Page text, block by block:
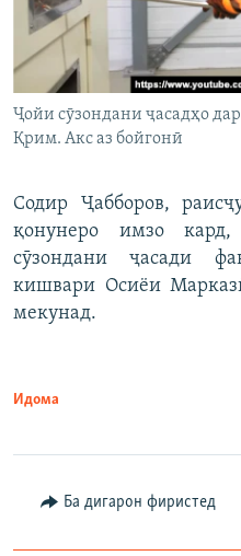
Ҷойи сӯзондани ҷасадҳо
Қрим. Акс аз бойгонӣ
Содир Ҷабборов,
қонунеро имзо
сӯзондани ҷасади
кишвари Осиёи
мекунад.
Идома
Ба дигарон фиристед